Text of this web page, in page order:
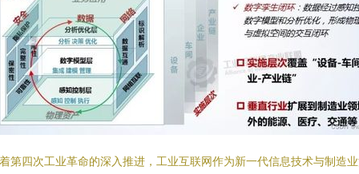
第四次工业革命的深入推进，工业互联网作为新一代信息技术与制造